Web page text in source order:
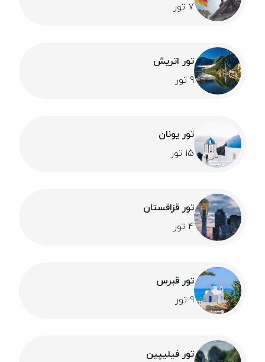
7 تور
تور اتریش
9 تور
تور یونان
15 تور
تور قزاقستان
4 تور
تور قبرس
9 تور
تور فیلیپین